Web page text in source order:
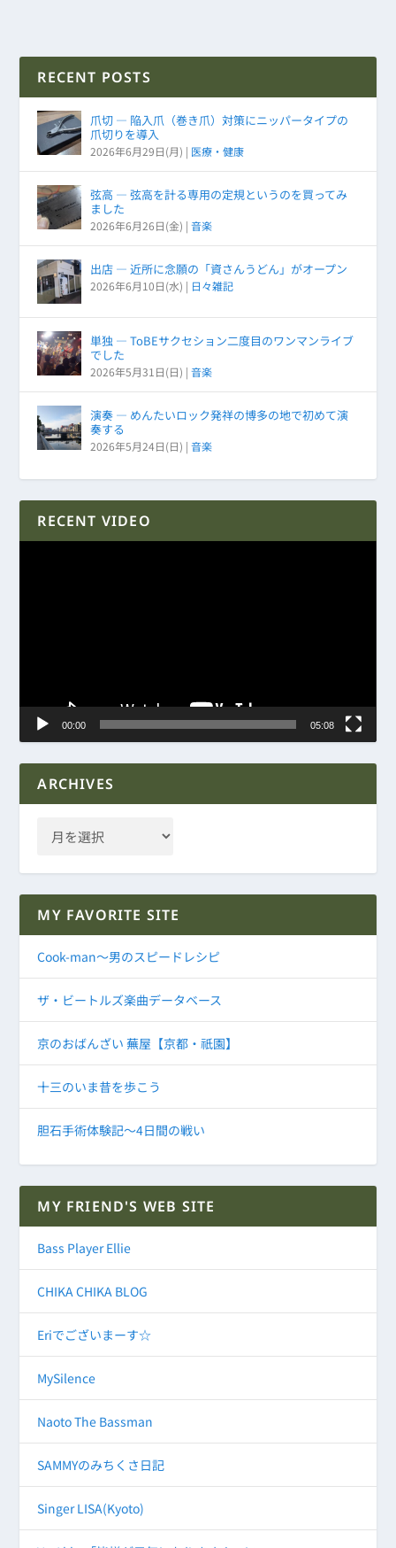
RECENT POSTS
爪切 ― 陥入爪（巻き爪）対策にニッパータイプの
爪切りを導入
2026年6月29日(月) | 医療・健康
弦高 ― 弦高を計る専用の定規というのを買ってみ
ました
2026年6月26日(金) |音楽
出店 ― 近所に念願の「資さんうどん」がオープン
2026年6月10日(水) | 日々雑記
単独 ― ToBEサクセション二度目のワンマンライブ
でした
2026年5月31日(日) |音楽
演奏 ― めんたいロック発祥の博多の地で初めて演
奏する
2026年5月24日(日) |音楽
RECENT VIDEO
00:00 05:08
ARCHIVES
MY FAVORITE SITE
Cook-man～男のスピードレシピ
ザ・ビートルズ楽曲データベース
京のおばんざい 蕪屋【京都・祇園】
十三のいま昔を歩こう
胆石手術体験記～4日間の戦い
MY FRIEND'S WEB SITE
Bass Player Ellie
CHIKA CHIKA BLOG
Eriでございまーす☆
MySilence
Naoto The Bassman
SAMMYのみちくさ日記
Singer LISA(Kyoto)